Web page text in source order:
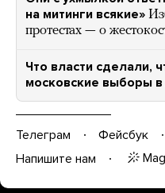
на митинги всякие»
протестах — о
Что власти сделали,
московские выборы в
Телеграм Фейсбук
Напишите нам